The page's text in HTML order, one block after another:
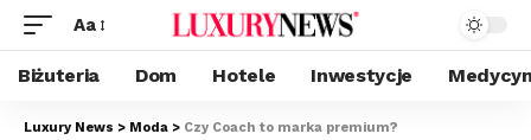
Aa
Biżuteria Dom Hotele Inwestycje
Luxury News > Moda > Czy Coach to marka premium?